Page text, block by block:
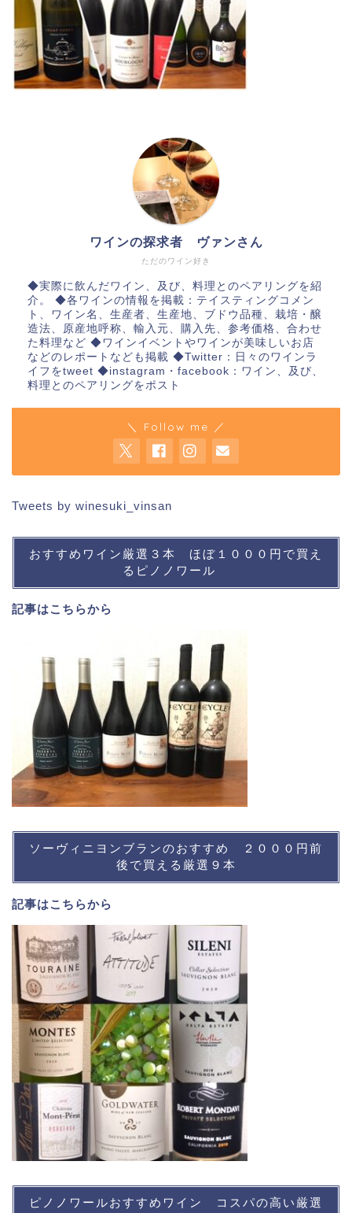
ただのワイン好き
ワインの探求者 ヴァンさん
◆実際に飲んだワイン、及び、料理とのペアリングを紹
介。 ◆各ワインの情報を掲載：テイスティングコメン
ト、ワイン名、生産者、生産地、ブドウ品種、栽培・醸
造法、原産地呼称、輸入元、購入先、参考価格、合わせ
た料理など ◆ワインイベントやワインが美味しいお店
などのレポートなども掲載 ◆Twitter：日々のワインラ
イフをtweet ◆instagram・facebook：ワイン、及び、
料理とのペアリングをポスト
＼ Follow me ／
Tweets by winesuki_vinsan
おすすめワイン厳選３本 ほぼ１０００円で買え
るピノノワール
記事はこちらから
ソーヴィニヨンブランのおすすめ ２０００円前
後で買える厳選９本
記事はこちらから
ピノノワールおすすめワイン コスパの高い厳選